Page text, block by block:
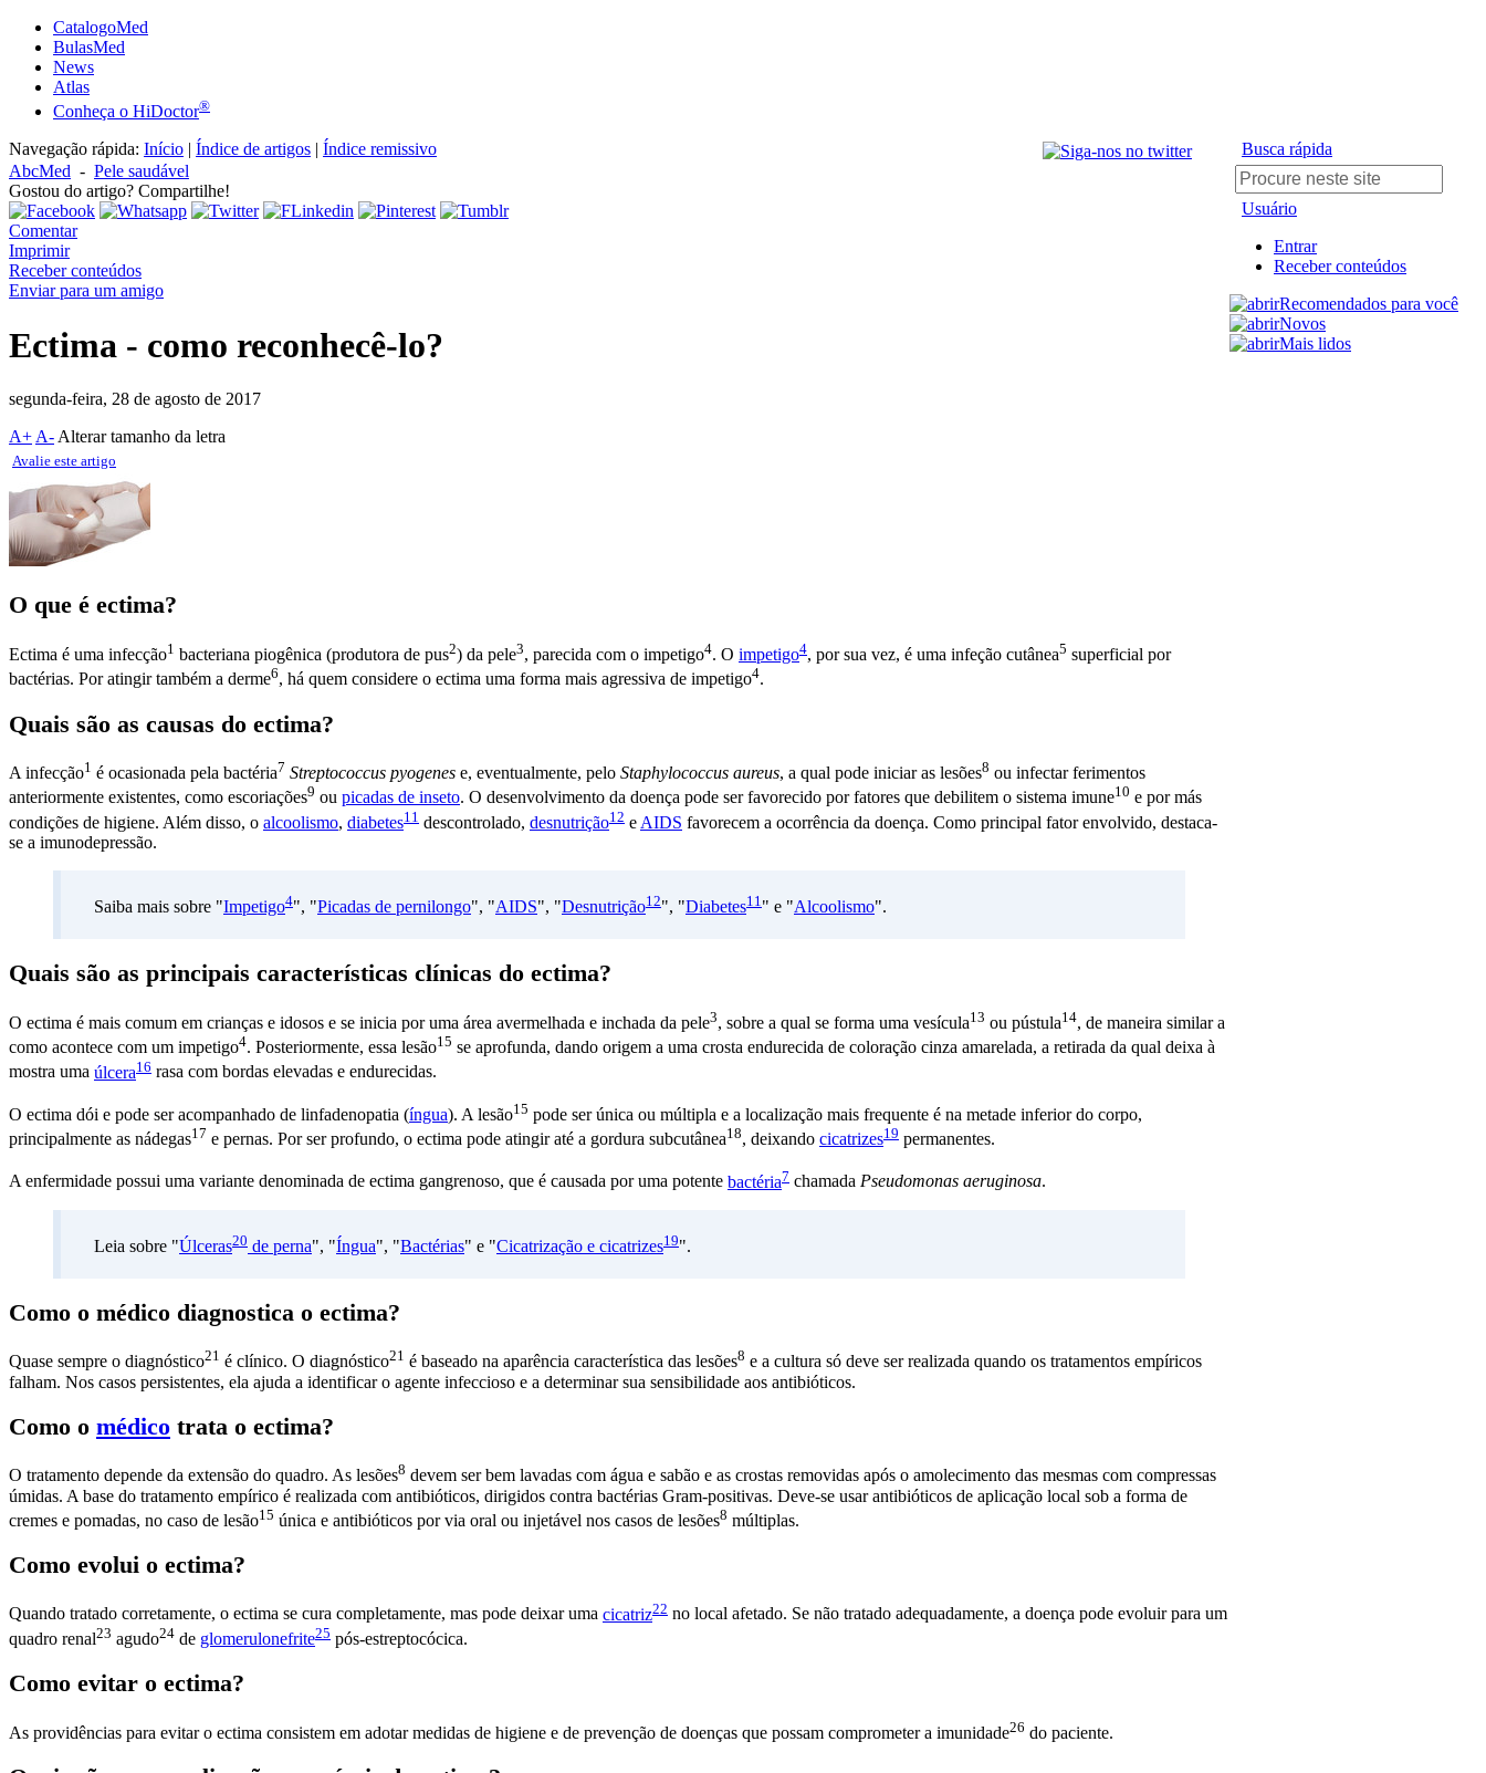
CatalogoMed
BulasMed
News
Atlas
Conheça o HiDoctor®
Navegação rápida: Início | Índice de artigos | Índice remissivo
AbcMed - Pele saudável
Gostou do artigo? Compartilhe!
Comentar
Imprimir
Receber conteúdos
Enviar para um amigo
Ectima - como reconhecê-lo?
segunda-feira, 28 de agosto de 2017
A+ A- Alterar tamanho da letra
Avalie este artigo
O que é ectima?
Ectima é uma infecção1 bacteriana piogênica (produtora de pus2) da pele3, parecida com o impetigo4. O impetigo4, por sua vez, é uma infeção cutânea5 superficial por
bactérias. Por atingir também a derme6, há quem considere o ectima uma forma mais agressiva de impetigo4.
Quais são as causas do ectima?
A infecção1 é ocasionada pela bactéria7 Streptococcus pyogenes e, eventualmente, pelo Staphylococcus aureus, a qual pode iniciar as lesões8 ou infectar ferimentos
anteriormente existentes, como escoriações9 ou picadas de inseto. O desenvolvimento da doença pode ser favorecido por fatores que debilitem o sistema imune10 e por más
condições de higiene. Além disso, o alcoolismo, diabetes11 descontrolado, desnutrição12 e AIDS favorecem a ocorrência da doença. Como principal fator envolvido, destaca-
se a imunodepressão.
Saiba mais sobre "Impetigo4", "Picadas de pernilongo", "AIDS", "Desnutrição12", "Diabetes11 " e "Alcoolismo".
Quais são as principais características clínicas do ectima?
O ectima é mais comum em crianças e idosos e se inicia por uma área avermelhada e inchada da pele3, sobre a qual se forma uma vesícula13 ou pústula14, de maneira similar a
como acontece com um impetigo4. Posteriormente, essa lesão15 se aprofunda, dando origem a uma crosta endurecida de coloração cinza amarelada, a retirada da qual deixa à
mostra uma úlcera16 rasa com bordas elevadas e endurecidas.
O ectima dói e pode ser acompanhado de linfadenopatia (íngua). A lesão15 pode ser única ou múltipla e a localização mais frequente é na metade inferior do corpo,
principalmente as nádegas17 e pernas. Por ser profundo, o ectima pode atingir até a gordura subcutânea18, deixando cicatrizes19 permanentes.
A enfermidade possui uma variante denominada de ectima gangrenoso, que é causada por uma potente bactéria7 chamada Pseudomonas aeruginosa.
Leia sobre "Úlceras20 de perna", "Íngua", "Bactérias" e "Cicatrização e cicatrizes19".
Como o médico diagnostica o ectima?
Quase sempre o diagnóstico21 é clínico. O diagnóstico21 é baseado na aparência característica das lesões8 e a cultura só deve ser realizada quando os tratamentos empíricos
falham. Nos casos persistentes, ela ajuda a identificar o agente infeccioso e a determinar sua sensibilidade aos antibióticos.
Como o médico trata o ectima?
O tratamento depende da extensão do quadro. As lesões8 devem ser bem lavadas com água e sabão e as crostas removidas após o amolecimento das mesmas com compressas
úmidas. A base do tratamento empírico é realizada com antibióticos, dirigidos contra bactérias Gram-positivas. Deve-se usar antibióticos de aplicação local sob a forma de
cremes e pomadas, no caso de lesão15 única e antibióticos por via oral ou injetável nos casos de lesões8 múltiplas.
Como evolui o ectima?
Quando tratado corretamente, o ectima se cura completamente, mas pode deixar uma cicatriz22 no local afetado. Se não tratado adequadamente, a doença pode evoluir para um
quadro renal23 agudo24 de glomerulonefrite25 pós-estreptocócica.
Como evitar o ectima?
As providências para evitar o ectima consistem em adotar medidas de higiene e de prevenção de doenças que possam comprometer a imunidade26 do paciente.
Busca rápida
Usuário
Entrar
Receber conteúdos
Recomendados para você
Novos
Mais lidos